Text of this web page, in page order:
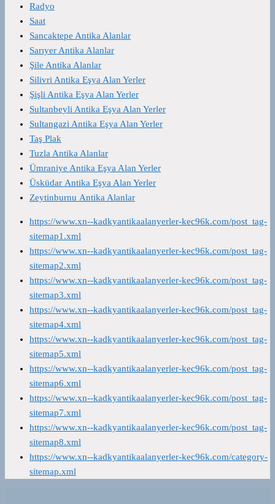
Radyo
Saat
Sancaktepe Antika Alanlar
Sarıyer Antika Alanlar
Şile Antika Alanlar
Silivri Antika Eşya Alan Yerler
Şişli Antika Eşya Alan Yerler
Sultanbeyli Antika Eşya Alan Yerler
Sultangazi Antika Eşya Alan Yerler
Taş Plak
Tuzla Antika Alanlar
Ümraniye Antika Eşya Alan Yerler
Üsküdar Antika Eşya Alan Yerler
Zeytinburnu Antika Alanlar
https://www.xn--kadkyantikaalanyerler-kec96k.com/post_tag-
sitemap1.xml
https://www.xn--kadkyantikaalanyerler-kec96k.com/post_tag-
sitemap2.xml
https://www.xn--kadkyantikaalanyerler-kec96k.com/post_tag-
sitemap3.xml
https://www.xn--kadkyantikaalanyerler-kec96k.com/post_tag-
sitemap4.xml
https://www.xn--kadkyantikaalanyerler-kec96k.com/post_tag-
sitemap5.xml
https://www.xn--kadkyantikaalanyerler-kec96k.com/post_tag-
sitemap6.xml
https://www.xn--kadkyantikaalanyerler-kec96k.com/post_tag-
sitemap7.xml
https://www.xn--kadkyantikaalanyerler-kec96k.com/post_tag-
sitemap8.xml
https://www.xn--kadkyantikaalanyerler-kec96k.com/category-
sitemap.xml